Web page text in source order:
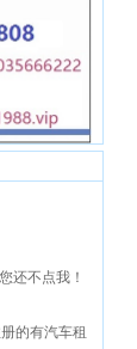
的有汽车租